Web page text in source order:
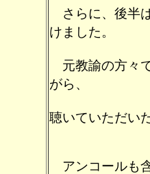
さらに、後半
けました。
元教諭の方々
がら、
聴いていただい
アンコールも